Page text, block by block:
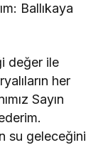
Ballıkaya
değer ile
her
Sayın
su geleceğini